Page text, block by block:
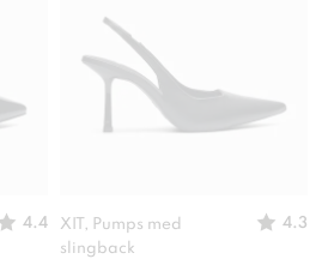
4.4
XIT, Pumps med
slingback
4.3